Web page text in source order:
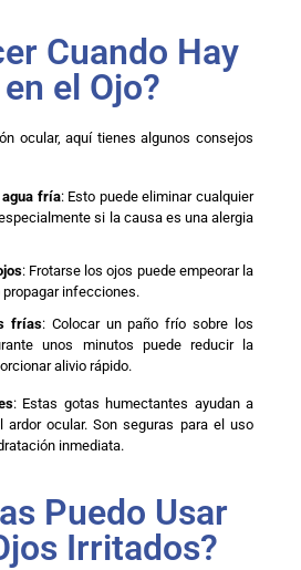
Cuando Hay
el Ojo?
ocular, aquí tienes algunos consejos
agua fría: Esto puede eliminar cualquier
si la causa es una alergia
: Frotarse los ojos puede empeorar la
infecciones.
frías: Colocar un paño frío sobre los
unos minutos puede reducir la
alivio rápido.
: Estas gotas humectantes ayudan a
ardor ocular. Son seguras para el uso
inmediata.
Puedo Usar
Irritados?